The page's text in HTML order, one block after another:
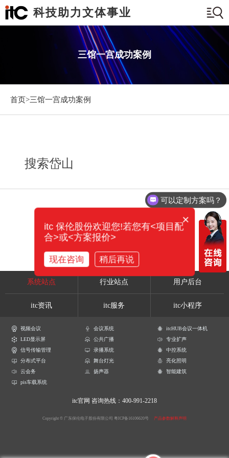
科技助力文体事业
三馆一宫成功案例
首页>三馆一宫成功案例
搜索岱山
系统站点 行业站点 用户后台
itc资讯 itc服务 itc小程序
视频会议 会议系统
itcHUB会议一体机
LED显示屏
公共广播
专业扩声
信号传输管理
录播系统
中控系统
分布式平台
舞台灯光
亮化照明
云会务
扬声器
智能建筑
pis车载系统
itc官网 咨询热线：400-991-2218
Copyright © 广东保伦电子股份有限公司 粤ICP备16106620号 产品参数解释声明
可以定制方案吗？
×
itc 保伦股份欢迎您!若您有<项目配
合>或<方案报价>
现在咨询 稍后再说